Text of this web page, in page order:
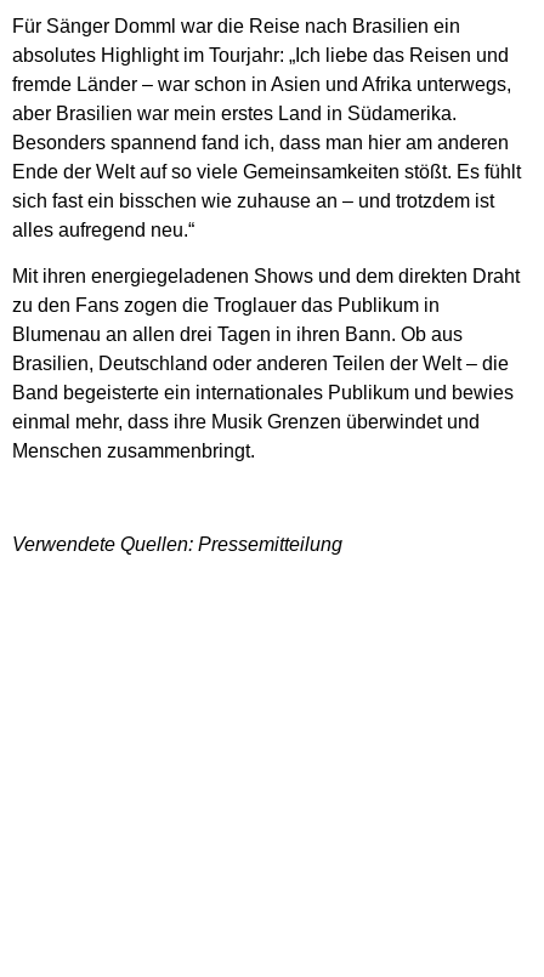
Für Sänger Domml war die Reise nach Brasilien ein
absolutes Highlight im Tourjahr: „Ich liebe das Reisen und
fremde Länder – war schon in Asien und Afrika unterwegs,
aber Brasilien war mein erstes Land in Südamerika.
Besonders spannend fand ich, dass man hier am anderen
Ende der Welt auf so viele Gemeinsamkeiten stößt. Es fühlt
sich fast ein bisschen wie zuhause an – und trotzdem ist
alles aufregend neu.“
Mit ihren energiegeladenen Shows und dem direkten Draht
zu den Fans zogen die Troglauer das Publikum in
Blumenau an allen drei Tagen in ihren Bann. Ob aus
Brasilien, Deutschland oder anderen Teilen der Welt – die
Band begeisterte ein internationales Publikum und bewies
einmal mehr, dass ihre Musik Grenzen überwindet und
Menschen zusammenbringt.
Verwendete Quellen: Pressemitteilung